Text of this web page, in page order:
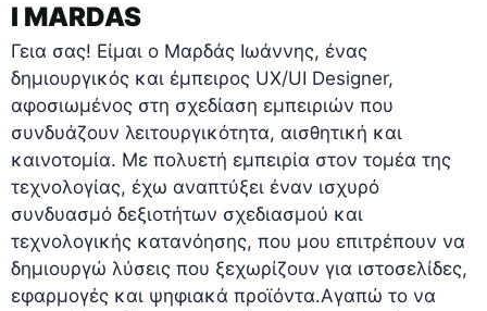
I MARDAS
Γεια σας! Είμαι ο Μαρδάς Ιωάννης, ένας
δημιουργικός και έμπειρος UX/UI Designer,
αφοσιωμένος στη σχεδίαση εμπειριών που
συνδυάζουν λειτουργικότητα, αισθητική και
καινοτομία. Με πολυετή εμπειρία στον τομέα της
τεχνολογίας, έχω αναπτύξει έναν ισχυρό
συνδυασμό δεξιοτήτων σχεδιασμού και
τεχνολογικής κατανόησης, που μου επιτρέπουν να
δημιουργώ λύσεις που ξεχωρίζουν για ιστοσελίδες,
εφαρμογές και ψηφιακά προϊόντα.Αγαπώ το να